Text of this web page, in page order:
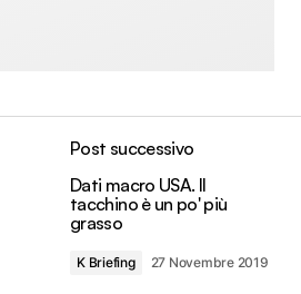
Post successivo
Dati macro USA. Il
tacchino è un po' più
grasso
K Briefing 27 Novembre 2019